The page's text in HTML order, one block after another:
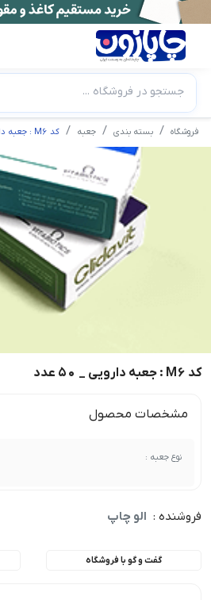
جستجو در فروشگاه ...
فروشگاه بسته بندی جعبه کد M6 : جعبه دارویی _ 50 عدد
کد M6 : جعبه دارویی _ 50 عدد
مشخصات محصول
نوع جعبه :
فروشنده : الو چاپ
گفت و گو با فروشگاه